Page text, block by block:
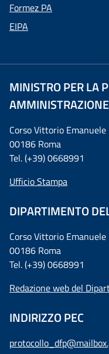
Formez PA
EIPA
MINISTRO PER LA
AMMINISTRAZIONE
Corso Vittorio
00186 Roma
Tel. (+39) 0668991
Ufficio Stampa
DIPARTIMENTO
Corso Vittorio
00186 Roma
Tel. (+39) 0668991
Redazione web del
INDIRIZZO PEC